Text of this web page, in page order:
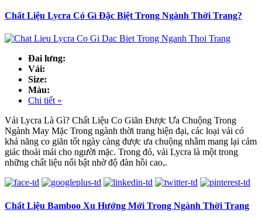
Chất Liệu Lycra Có Gì Đặc Biệt Trong Ngành Thời Trang?
Đai lưng:
Vải:
Size:
Màu:
Chi tiết »
Vải Lycra Là Gì? Chất Liệu Co Giãn Được Ưa Chuộng Trong
Ngành May Mặc Trong ngành thời trang hiện đại, các loại vải có
khả năng co giãn tốt ngày càng được ưa chuộng nhằm mang lại cảm
giác thoải mái cho người mặc. Trong đó, vải Lycra là một trong
những chất liệu nổi bật nhờ độ đàn hồi cao,.
Chất Liệu Bamboo Xu Hướng Mới Trong Ngành Thời Trang